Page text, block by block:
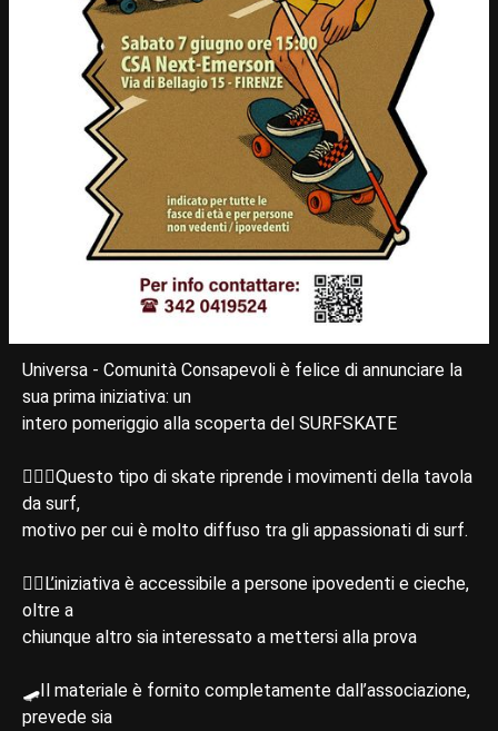
Universa - Comunità Consapevoli è felice di annunciare la
sua prima iniziativa: un
intero pomeriggio alla scoperta del SURFSKATE
🏄🏽‍♂️Questo tipo di skate riprende i movimenti della tavola
da surf,
motivo per cui è molto diffuso tra gli appassionati di surf.
👉🏻L’iniziativa è accessibile a persone ipovedenti e cieche,
oltre a
chiunque altro sia interessato a mettersi alla prova
🛹Il materiale è fornito completamente dall’associazione,
prevede sia